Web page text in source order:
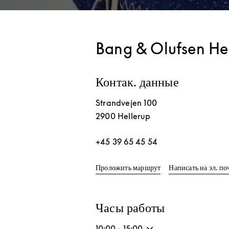
Bang & Olufsen
Контак. данные
Strandvejen 100
2900 Hellerup
+45 39 65 45 54
Проложить маршрутLink Opens in New
Написать на эл.
Часы работы